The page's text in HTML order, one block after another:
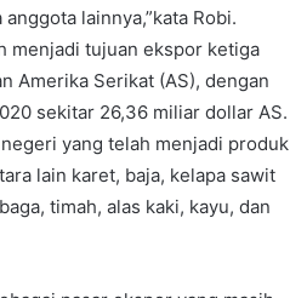
lainnya,”kata Robi.
menjadi tujuan ekspor ketiga
Amerika Serikat (AS), dengan
sekitar 26,36 miliar dollar AS.
yang telah menjadi produk
lain karet, baja, kelapa sawit
timah, alas kaki, kayu, dan